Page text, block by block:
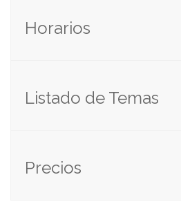
Horarios
Listado de Temas
Precios